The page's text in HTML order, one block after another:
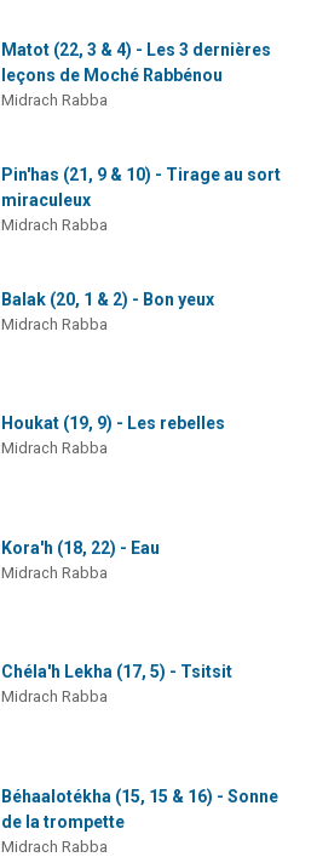
Matot (22, 3 & 4) - Les 3 dernières
leçons de Moché Rabbénou
Midrach Rabba
Pin'has (21, 9 & 10) - Tirage au sort
miraculeux
Midrach Rabba
Balak (20, 1 & 2) - Bon yeux
Midrach Rabba
Houkat (19, 9) - Les rebelles
Midrach Rabba
Kora'h (18, 22) - Eau
Midrach Rabba
Chéla'h Lekha (17, 5) - Tsitsit
Midrach Rabba
Béhaalotékha (15, 15 & 16) - Sonne
de la trompette
Midrach Rabba